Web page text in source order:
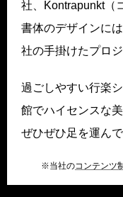
社、Kontrapunkt（
書体のデザインに
社の手掛けたプロ
過ごしやすい行楽
館でハイセンスな
ぜひぜひ足を運ん
※当社のコンテンツ